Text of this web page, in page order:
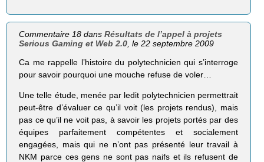
Commentaire 18 dansRésultats de l’appel à projets
Serious Gaming et Web 2.0 , le 22 septembre 2009
Ca me rappelle l’histoire du polytechnicien qui s’interroge
pour savoir pourquoi une mouche refuse de voler…
Une telle étude, menée par ledit polytechnicien permettrait
peut-être d’évaluer ce qu’il voit (les projets rendus), mais
pas ce qu’il ne voit pas, à savoir les projets portés par des
équipes parfaitement compétentes et socialement
engagées, mais qui ne n’ont pas présenté leur travail à
NKM parce ces gens ne sont pas naifs et ils refusent de